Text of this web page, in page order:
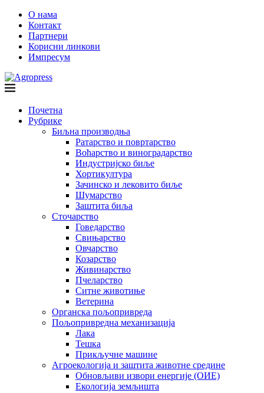
О нама
Контакт
Партнери
Корисни линкови
Импресум
Почетна
Рубрике
Биљна производња
Ратарство и повртарство
Воћарство и виноградарство
Индустријско биље
Хортикултура
Зачинско и лековито биље
Шумарство
Заштита биља
Сточарство
Говедарство
Свињарство
Овчарство
Козарство
Живинарство
Пчеларство
Ситне животиње
Ветерина
Органска пољопривреда
Пољопривредна механизација
Лака
Тешка
Прикључне машине
Агроекологија и заштита животне средине
Обновљиви извори енергије (ОИЕ)
Екологија земљишта